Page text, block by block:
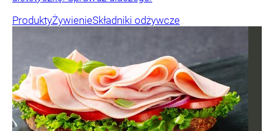
ProduktyŻywienieSkładniki odżywcze